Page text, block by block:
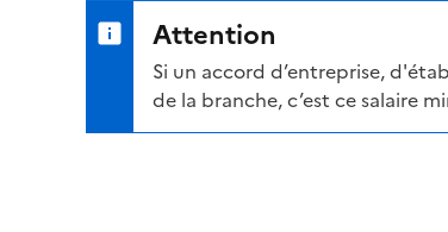
Attention
Si un accord d’entreprise,
de la branche, c’est ce salaire